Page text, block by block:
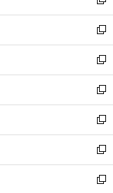
開
く
ウ
で
開
く
ン
ド
ウ
で
開
く
ウ
ィ
ン
ド
ウ
で
開
く
新
し
い
ウ
ィ
ン
ド
ウ
で
開
く
新
し
い
ウ
ィ
ン
ド
ウ
で
開
く
新
し
い
ウ
ィ
ン
ド
ウ
で
新
し
い
ウ
ィ
ン
ド
新
し
い
ウ
ィ
新
し
い
新